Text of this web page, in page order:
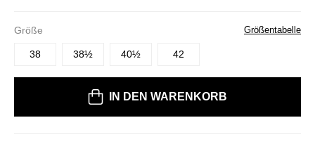
Größe Größentabelle
38 38½ 40½ 42
IN DEN WARENKORB